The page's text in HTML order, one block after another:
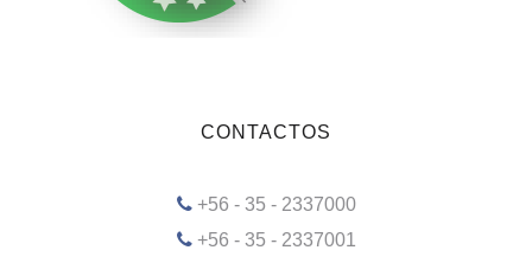
CONTACTOS
+56 - 35 - 2337000
+56 - 35 - 2337001